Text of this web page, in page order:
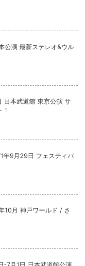
演 FHD 完全収録！
W.O.A. 公演 FHD 完
2公演 SBD 完全収録！
公演 最新ステレオ&ウル
日本武道館 東京公演 サ
年9月29日 フェスティバ
10月 神戸ワールド / さ
-7月1日 日本武道館公演